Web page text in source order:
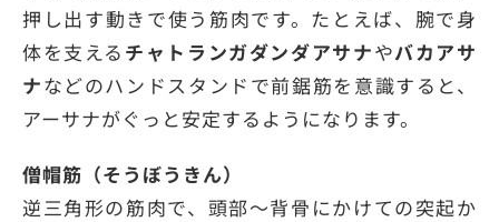
押し出す動きで使う筋肉です。たとえば、腕で身
体を支える チャトランガダンダアサナやバカアサ
ナなどのハンドスタンドで前鋸筋を意識すると、
アーサナがぐっと安定するようになります。
僧帽筋（そうぼうきん）
逆三角形の筋肉で、頭部～背骨にかけての突起か